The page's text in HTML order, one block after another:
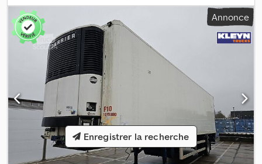
longueur totale:13 800 mm, largeur totale:2 550 mm, hauteur
totale:3 200 mm , suspension:air
, dimension des pneus:
385/65R22,5
, couleur:autre , Année de construction: 2021,
Équipement:ABS, = Options et accessoires supplémentaires = -
EBS = Remarques = Nombre d’essieux : 3, poids à vide : 6 400 kg,
poids total autorisé en charge (PTAC) : 39 000 kg, type de châssis :
châssis complet, matériau du châssis : acier, taille de la béquille :
2 pouces, type de suspension : suspension pneumatique, ABS,
EBS, année de construction de la superstructure : 2021 =
Informations complémentaires = Informations générales Cabine :
de jour Plaque d’immatriculation : KLEYN1 Groupe
motopropulseur Type de carburant : diesel Transmission Boîte de
vitesses : manuelle Configuration des essieux Dimensions des
Annonce
Enregistrer la recherche